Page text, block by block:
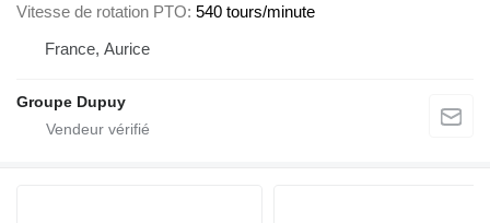
Vitesse de rotation PTO 540 tours/minute
France, Aurice
Groupe Dupuy